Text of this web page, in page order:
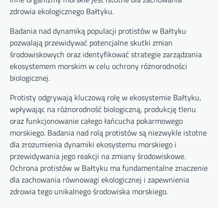
zdrowia ekologicznego Bałtyku.
Badania nad dynamiką populacji protistów w Bałtyku
pozwalają przewidywać potencjalne skutki zmian
środowiskowych oraz identyfikować strategie zarządzania
ekosystemem morskim w celu ochrony różnorodności
biologicznej.
Protisty odgrywają kluczową rolę w ekosystemie Bałtyku,
wpływając na różnorodność biologiczną, produkcję tlenu
oraz funkcjonowanie całego łańcucha pokarmowego
morskiego. Badania nad rolą protistów są niezwykle istotne
dla zrozumienia dynamiki ekosystemu morskiego i
przewidywania jego reakcji na zmiany środowiskowe.
Ochrona protistów w Bałtyku ma fundamentalne znaczenie
dla zachowania równowagi ekologicznej i zapewnienia
zdrowia tego unikalnego środowiska morskiego.